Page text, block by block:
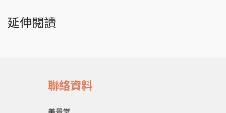
延伸閱讀
聯絡資料